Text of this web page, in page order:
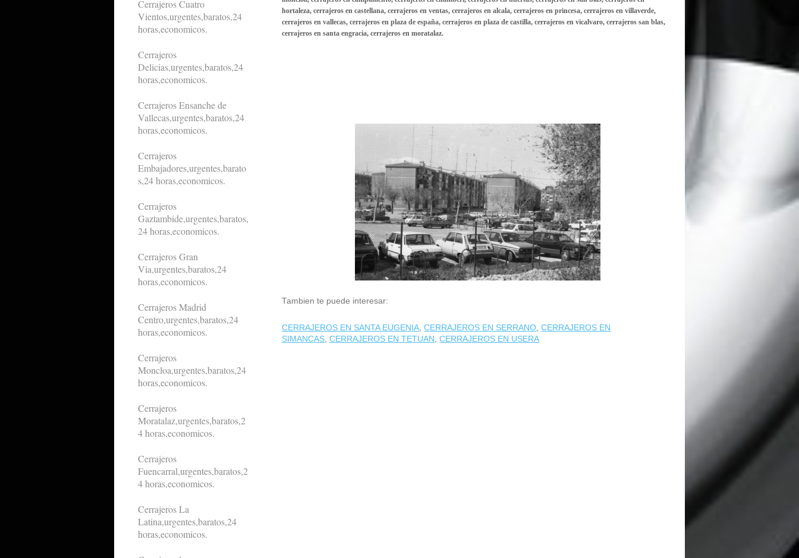
hortaleza, cerrajeros en castellana, cerrajeros en ventas, cerrajeros en alcala, cerrajeros en princesa, cerrajeros en villaverde,
cerrajeros en vallecas, cerrajeros en plaza de españa, cerrajeros en plaza de castilla, cerrajeros en vicalvaro, cerrajeros san blas,
cerrajeros en santa engracia, cerrajeros en moratalaz.
Tambien te puede interesar:
CERRAJEROS EN SANTA EUGENIA ,CERRAJEROS EN SERRANO ,CERRAJEROS EN
SIMANCAS ,CERRAJEROS EN TETUAN ,CERRAJEROS EN USERA
Cerrajeros Cuatro
Vientos,urgentes,baratos,24
horas,economicos.
Cerrajeros
Delicias,urgentes,baratos,24
horas,economicos.
Cerrajeros Ensanche de
Vallecas,urgentes,baratos,24
horas,economicos.
Cerrajeros
Embajadores,urgentes,barato
s,24 horas,economicos.
Cerrajeros
Gaztambide,urgentes,baratos,
24 horas,economicos.
Cerrajeros Gran
Via,urgentes,baratos,24
horas,economicos.
Cerrajeros Madrid
Centro,urgentes,baratos,24
horas,economicos.
Cerrajeros
Moncloa,urgentes,baratos,24
horas,economicos.
Cerrajeros
Moratalaz,urgentes,baratos,2
4 horas,economicos.
Cerrajeros
Fuencarral,urgentes,baratos,2
4 horas,economicos.
Cerrajeros La
Latina,urgentes,baratos,24
horas,economicos.